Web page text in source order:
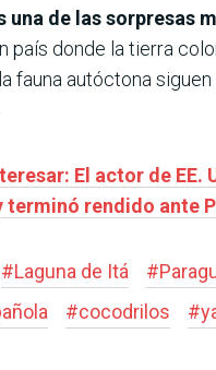
una de las sorpresas
país donde la tierra
fauna autóctona
El actor de EE.
terminó rendido ante
#Laguna de Itá #
#cocodrilos #